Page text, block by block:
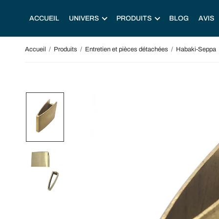
ACCUEIL UNIVERS PRODUITS BLOG AVIS
Accueil / Produits / Entretien et pièces détachées / Habaki-Seppa